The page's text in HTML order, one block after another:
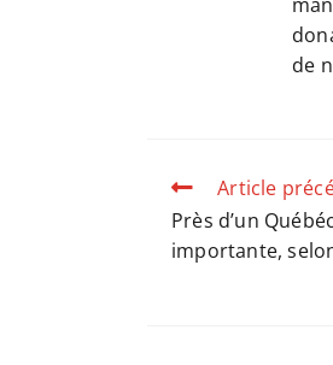
de
Article
Près d’un
importante,